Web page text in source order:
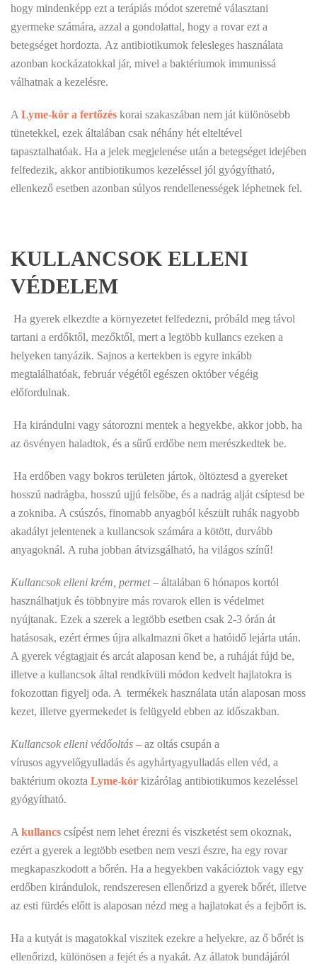
hogy mindenképp ezt a terápiás módot szeretné választani
gyermeke számára, azzal a gondolattal, hogy a rovar ezt a
betegséget hordozta. Az antibiotikumok felesleges használata
azonban kockázatokkal jár, mivel a baktériumok immunissá
válhatnak a kezelésre.
A Lyme-kór a fertőzés korai szakaszában nem ját különösebb
tünetekkel, ezek általában csak néhány hét elteltével
tapasztalhatóak. Ha a jelek megjelenése után a betegséget idejében
felfedezik, akkor antibiotikumos kezeléssel jól gyógyítható,
ellenkező esetben azonban súlyos rendellenességek léphetnek fel.
KULLANCSOK ELLENI
VÉDELEM
 Ha gyerek elkezdte a környezetet felfedezni, próbáld meg távol
tartani a erdőktől, mezőktől, mert a legtöbb kullancs ezeken a
helyeken tanyázik. Sajnos a kertekben is egyre inkább
megtalálhatóak, február végétől egészen október végéig
előfordulnak.
 Ha kirándulni vagy sátorozni mentek a hegyekbe, akkor jobb, ha
az ösvényen haladtok, és a sűrű erdőbe nem merészkedtek be.
 Ha erdőben vagy bokros területen jártok, öltöztesd a gyereket
hosszú nadrágba, hosszú ujjú felsőbe, és a nadrág alját csíptesd be
a zokniba. A csúszós, finomabb anyagból készült ruhák nagyobb
akadályt jelentenek a kullancsok számára a kötött, durvább
anyagoknál. A ruha jobban átvizsgálható, ha világos színű!
Kullancsok elleni krém, permet– általában 6 hónapos kortól
használhatjuk és többnyire más rovarok ellen is védelmet
nyújtanak. Ezek a szerek a legtöbb esetben csak 2-3 órán át
hatásosak, ezért érmes újra alkalmazni őket a hatóidő lejárta után.
A gyerek végtagjait és arcát alaposan kend be, a ruháját fújd be,
illetve a kullancsok által rendkívüli módon kedvelt hajlatokra is
fokozottan figyelj oda. A termékek használata után alaposan moss
kezet, illetve gyermekedet is felügyeld ebben az időszakban.
Kullancsok elleni védőoltás – az oltás csupán a
vírusos agyvelőgyulladás és agyhártyagyulladás ellen véd, a
baktérium okozta Lyme-kór kizárólag antibiotikumos kezeléssel
gyógyítható.
A kullancs csípést nem lehet érezni és viszketést sem okoznak,
ezért a gyerek a legtöbb esetben nem veszi észre, ha egy rovar
megkapaszkodott a bőrén. Ha a hegyekben vakációztok vagy egy
erdőben kirándulok, rendszeresen ellenőrizd a gyerek bőrét, illetve
az esti fürdés előtt is alaposan nézd meg a hajlatokat és a fejbőrt is.
Ha a kutyát is magatokkal viszitek ezekre a helyekre, az ő bőrét is
ellenőrizd, különösen a fejét és a nyakát. Az állatok bundájáról